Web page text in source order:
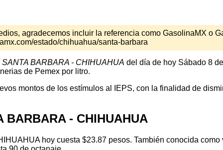
agradecemos incluir la referencia como GasolinaMX o
estado/chihuahua/santa-barbara
SANTA BARBARA - CHIHUAHUA del día de hoy Sábado 8
de Pemex por litro.
montos de los estímulos al IEPS, con la finalidad de
- CHIHUAHUA
hoy cuesta $23.87 pesos. También conocida